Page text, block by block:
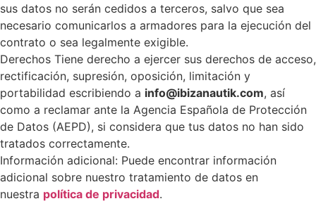
sus datos no serán cedidos a terceros, salvo que sea
necesario comunicarlos a armadores para la ejecución del
contrato o sea legalmente exigible.
Derechos Tiene derecho a ejercer sus derechos de acceso,
rectificación, supresión, oposición, limitación y
portabilidad escribiendo a info@ibizanautik.com, así
como a reclamar ante la Agencia Española de Protección
de Datos (AEPD), si considera que tus datos no han sido
tratados correctamente.
Información adicional: Puede encontrar información
adicional sobre nuestro tratamiento de datos en
nuestra política de privacidad.